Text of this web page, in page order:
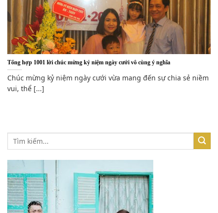
Tổng hợp 1001 lời chúc mừng kỷ niệm ngày cưới vô cùng ý nghĩa
Chúc mừng kỷ niệm ngày cưới vừa mang đến sự chia sẻ niềm
vui, thể [...]